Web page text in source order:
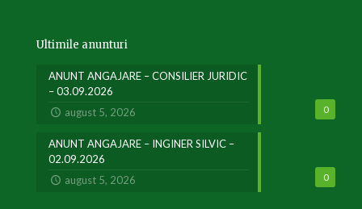
Ultimile anunturi
0
ANUNT ANGAJARE – CONSILIER JURIDIC
– 03.09.2026
august 5, 2026
0
ANUNT ANGAJARE – INGINER SILVIC –
02.09.2026
august 5, 2026